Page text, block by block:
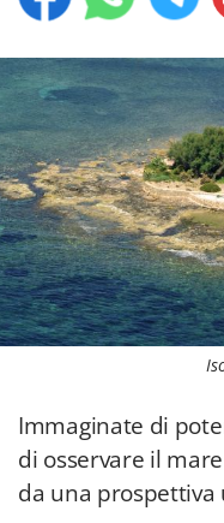
Immaginate di
di osservare il
da una prospettiva